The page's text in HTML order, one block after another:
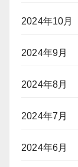
2024年10月
2024年9月
2024年8月
2024年7月
2024年6月